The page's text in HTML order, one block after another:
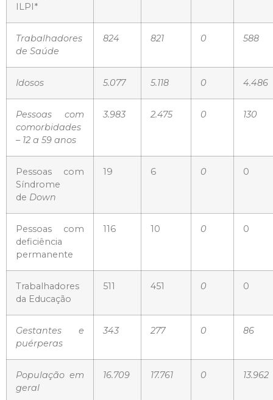
ILPI*
Trabalhadores
de Saúde
824 821 0 588
Idosos 5.077 5.118 0 4.486
Pessoas com
comorbidades
– 12 a 59 anos
3.983 2.475 0 130
Pessoas com
Síndrome
de Down
19 6 0 0
Pessoas com
deficiência
permanente
116 10 0 0
Trabalhadores
da Educação
511 451 0 0
Gestantes e
puérperas
343 277 0 86
População em
geral
16.709 17.761 0 13.962